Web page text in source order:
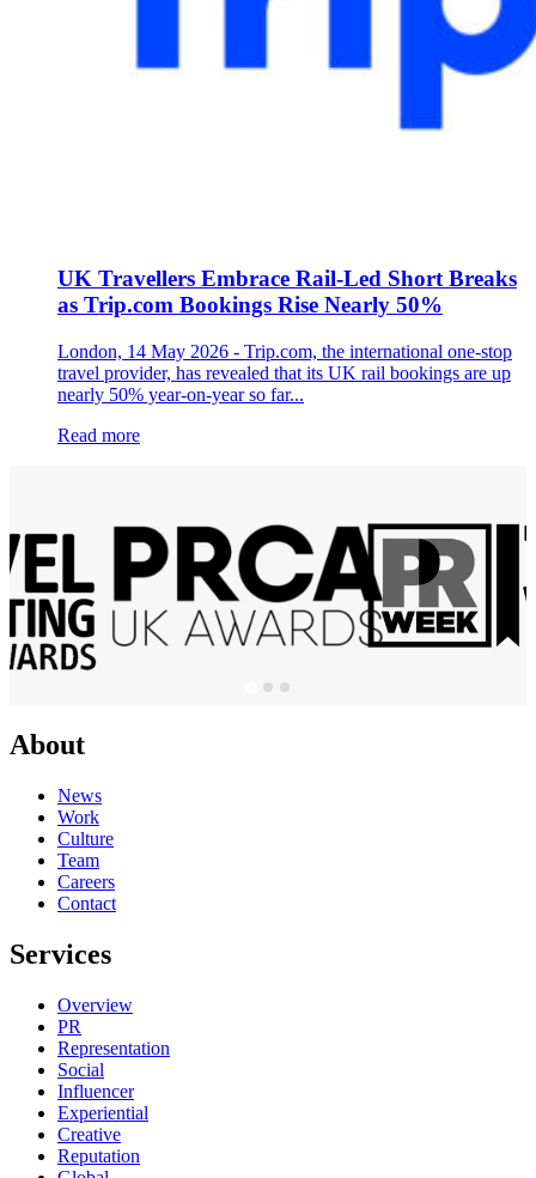
UK Travellers Embrace Rail-Led Short Breaks
as Trip.com Bookings Rise Nearly 50%
London, 14 May 2026 - Trip.com, the international one-stop
travel provider, has revealed that its UK rail bookings are up
nearly 50% year-on-year so far...
Read more
About
News
Work
Culture
Team
Careers
Contact
Services
Overview
PR
Representation
Social
Influencer
Experiential
Creative
Reputation